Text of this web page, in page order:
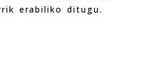
erabiliko ditugu.